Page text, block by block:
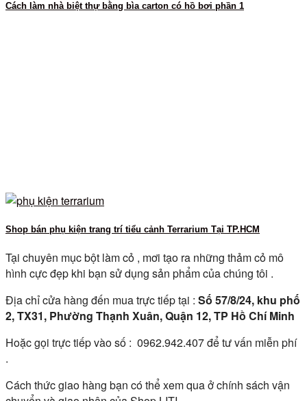
Cách làm nhà biệt thự bằng bìa carton có hồ bơi phần 1
Shop bán phụ kiện trang trí tiểu cảnh Terrarium Tại TP.HCM
Tại chuyên mục bột làm cỏ , mơi tạo ra những thảm cỏ mô
hình cực đẹp khi bạn sử dụng sản phẩm của chúng tôi .
Địa chỉ cửa hàng đến mua trực tiếp tại : Số 57/8/24, khu phố
2, TX31, Phường Thạnh Xuân, Quận 12, TP Hồ Chí Minh
Hoặc gọi trực tiếp vào số : 0962.942.407 để tư vấn miễn phí
.
Cách thức giao hàng bạn có thể xem qua ở chính sách vận